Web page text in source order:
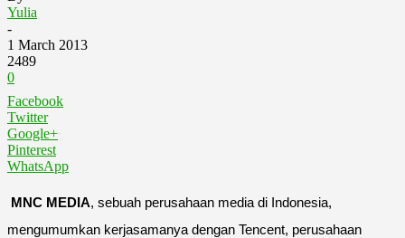
Yulia
-
1 March 2013
2489
0
Facebook
Twitter
Google+
Pinterest
WhatsApp
MNC MEDIA, sebuah perusahaan media di Indonesia,
mengumumkan kerjasamanya dengan Tencent, perusahaan